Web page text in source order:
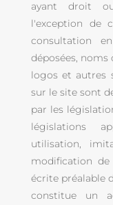
ayant droit
l'exception de
consultation
déposées, noms
logos et autres
sur le site sont
par les
législations
utilisation,
modification
écrite préalable
constitue un